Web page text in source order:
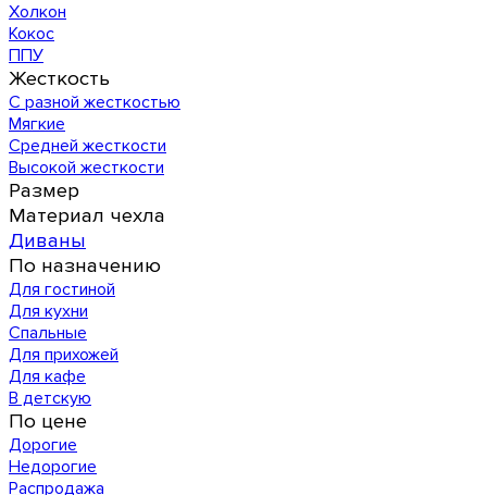
Холкон
Кокос
ППУ
Жесткость
С разной жесткостью
Мягкие
Средней жесткости
Высокой жесткости
Размер
Материал чехла
Диваны
По назначению
Для гостиной
Для кухни
Спальные
Для прихожей
Для кафе
В детскую
По цене
Дорогие
Недорогие
Распродажа